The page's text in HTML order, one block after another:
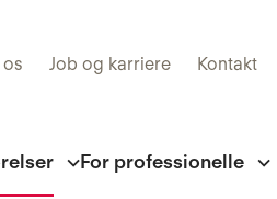
Job og karriere Kontakt
For professionelle